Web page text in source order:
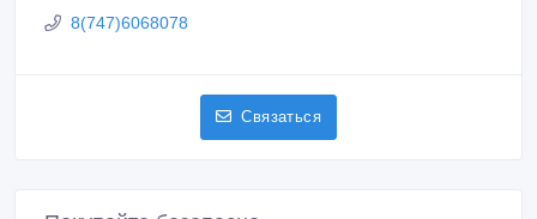
8(747)6068078
Связаться